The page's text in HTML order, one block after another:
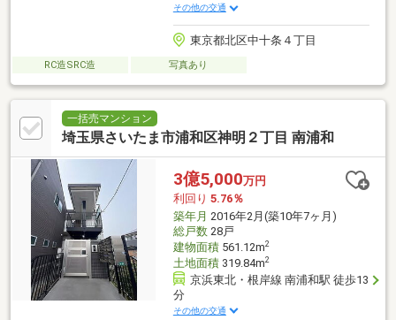
その他の交通
東京都北区中十条４丁目
RC造SRC造 写真あり
一括売マンション
埼玉県さいたま市浦和区神明２丁目 南浦和
3億5,000万円
利回り 5.76％
築年月 2016年2月(築10年7ヶ月)
総戸数28戸
建物面積561.12m2
土地面積319.84m2
京浜東北・根岸線 南浦和駅 徒歩13
分
その他の交通